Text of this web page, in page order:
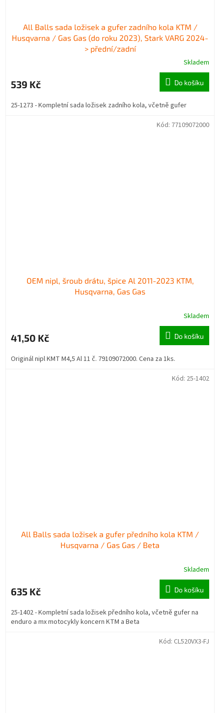
All Balls sada ložisek a gufer zadního kola KTM /
Husqvarna / Gas Gas (do roku 2023), Stark VARG 2024-
> přední/zadní
Skladem
539 Kč Do košíku
25-1273 - Kompletní sada ložisek zadního kola, včetně gufer
OEM nipl, šroub drátu, špice Al 2011-2023 KTM,
Husqvarna, Gas Gas
Skladem
41,50 Kč Do košíku
Originál nipl KMT M4,5 Al 11 č. 79109072000. Cena za 1ks.
Kód: 77109072000
All Balls sada ložisek a gufer předního kola KTM /
Husqvarna / Gas Gas / Beta
Skladem
635 Kč Do košíku
25-1402 - Kompletní sada ložisek předního kola, včetně gufer na
enduro a mx motocykly koncern KTM a Beta
Kód: 25-1402
Kód: CL520VX3-FJ